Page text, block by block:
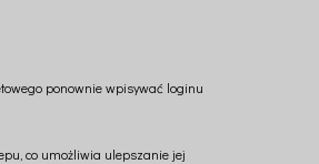
ponownie wpisywać loginu
co umożliwia ulepszanie jej